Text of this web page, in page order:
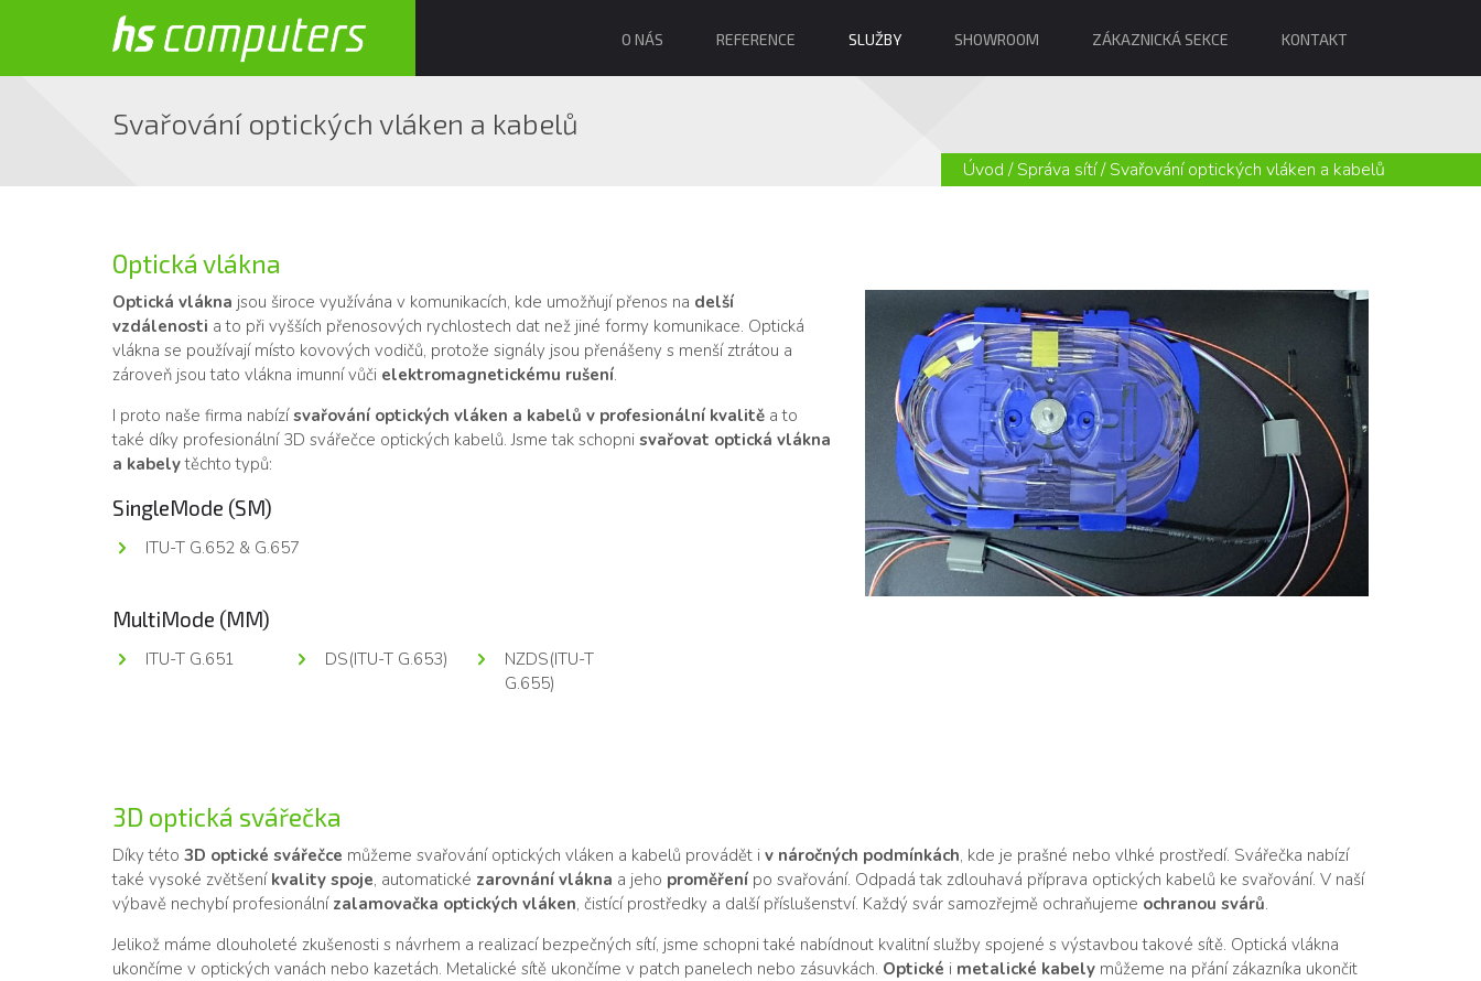
O NÁS REFERENCE SLUŽBY SHOWROOM ZÁKAZNICKÁ SEKCE KONTAKT
Svařování optických vláken a kabelů
Úvod/Správa sítí/Svařování optických vláken a kabelů
Optická vlákna
Optická vlákna jsou široce využívána v komunikacích, kde umožňují přenos na delší
vzdálenosti a to při vyšších přenosových rychlostech dat než jiné formy komunikace. Optická
vlákna se používají místo kovových vodičů, protože signály jsou přenášeny s menší ztrátou a
zároveň jsou tato vlákna imunní vůči elektromagnetickému rušení.
I proto naše firma nabízísvařování optických vláken a kabelů v profesionální kvalitě a to
také díky profesionální 3D svářečce optických kabelů. Jsme tak schopni svařovat optická vlákna
a kabelytěchto typů:
SingleMode (SM)
ITU-T G.652 & G.657
MultiMode (MM)
ITU-T G.651 DS(ITU-T G.653)
NZDS(ITU-T
G.655)
3D optická svářečka
Díky této 3D optické svářečce můžeme svařování optických vláken a kabelů provádět i v náročných podmínkách, kde je prašné nebo vlhké prostředí. Svářečka nabízí
také vysoké zvětšení kvality spoje, automatické zarovnání vlákna a jeho proměření po svařování. Odpadá tak zdlouhavá příprava optických kabelů ke svařování. V naší
výbavě nechybí profesionální zalamovačka optických vláken, čistící prostředky a další příslušenství. Každý svár samozřejmě ochraňujeme ochranou svárů.
Jelikož máme dlouholeté zkušenosti s návrhem a realizací bezpečných sítí, jsme schopni také nabídnout kvalitní služby spojené s výstavbou takové sítě. Optická vlákna
ukončíme v optických vanách nebo kazetách. Metalické sítě ukončíme v patch panelech nebo zásuvkách. Optické i metalické kabely můžeme na přání zákazníka ukončit